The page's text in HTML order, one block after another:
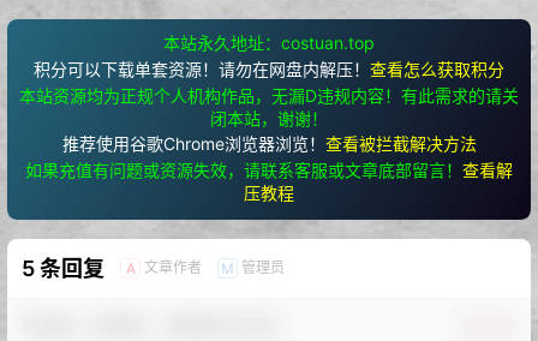
本站永久地址：costuan.top
积分可以下载单套资源！请勿在网盘内解压！ 查看怎么获取积分
本站资源均为正规个人机构作品，无漏D违规内容！有此需求的请关
闭本站，谢谢！
推荐使用谷歌Chrome浏览器浏览！ 查看被拦截解决方法
如果充值有问题或资源失效，请联系客服或文章底部留言！ 查看解
压教程
5 条回复 A 文章作者 M 管理员